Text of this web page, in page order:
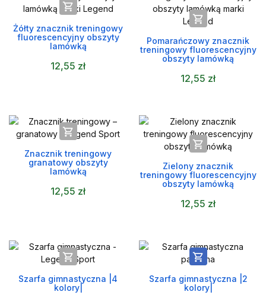

Żółty znacznik treningowy
fluorescencyjny obszyty
lamówką
12,55 zł

Pomarańczowy znacznik
treningowy fluorescencyjny
obszyty lamówką
12,55 zł

Znacznik treningowy
granatowy obszyty
lamówką
12,55 zł

Zielony znacznik
treningowy fluorescencyjny
obszyty lamówką
12,55 zł

Szarfa gimnastyczna |4
kolory|

Szarfa gimnastyczna |2
kolory|